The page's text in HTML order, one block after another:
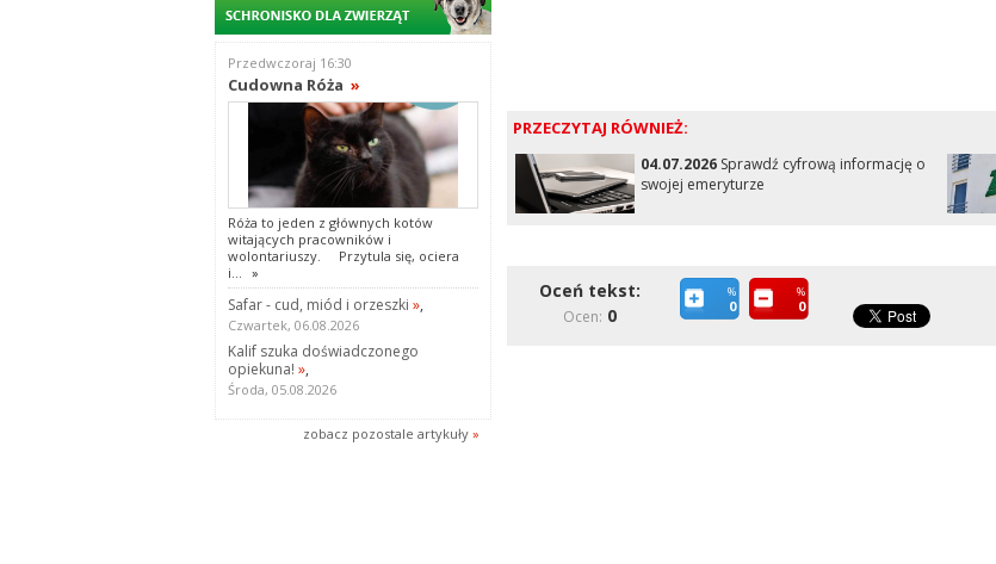
Przedwczoraj 16:30
Cudowna Róża »
Róża to jeden z głównych kotów
witających pracowników i
wolontariuszy. Przytula się, ociera
i... »
Safar - cud, miód i orzeszki »,
Czwartek, 06.08.2026
Kalif szuka doświadczonego
opiekuna! »,
Środa, 05.08.2026
zobacz pozostale artykuły »
PRZECZYTAJ RÓWNIEŻ:
04.07.2026Sprawdź cyfrową informację o
swojej emeryturze
Oceń tekst:
Ocen: 0
%
0
%
0